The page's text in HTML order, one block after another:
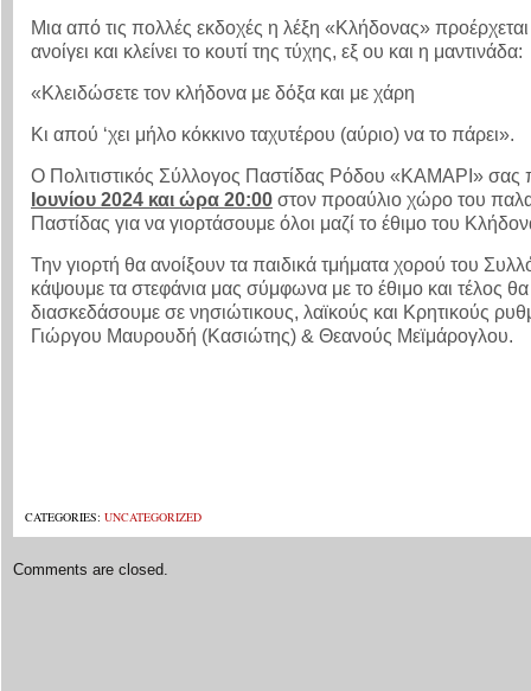
Μια από τις πολλές εκδοχές η λέξη «Κλήδονας»
ανοίγει και κλείνει το κουτί της τύχης, εξ ου και η μαντινάδα:
«Κλειδώσετε τον κλήδονα με δόξα και με χάρη
Κι απού ‘χει μήλο κόκκινο ταχυτέρου (αύριο) να το πάρει».
Ο Πολιτιστικός Σύλλογος Παστίδας Ρόδου «ΚΑΜΑΡΙ» σας
Ιουνίου 2024 και ώρα 20:00 στον προαύλιο χώρο του
Παστίδας για να γιορτάσουμε όλοι μαζί το έθιμο του
Την γιορτή θα ανοίξουν τα παιδικά τμήματα χορού του
κάψουμε τα στεφάνια μας σύμφωνα με το έθιμο και τέλος
διασκεδάσουμε σε νησιώτικους, λαϊκούς και Κρητικούς
Γιώργου Μαυρουδή (Κασιώτης) & Θεανούς Μεϊμάρογλου.
CATEGORIES: UNCATEGORIZED
Comments are closed.